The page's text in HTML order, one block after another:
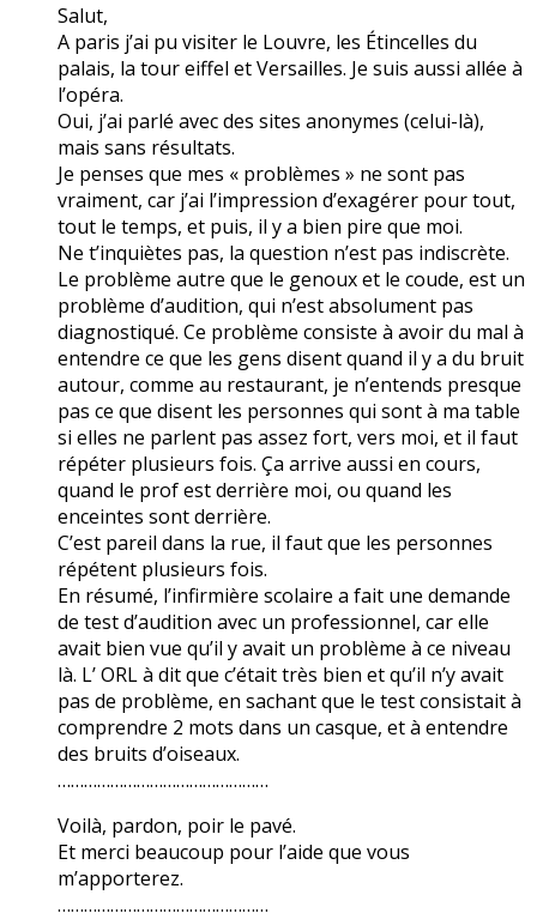
Salut,
A paris j’ai pu visiter le Louvre, les Étincelles du
palais, la tour eiffel et Versailles. Je suis aussi allée à
l’opéra.
Oui, j’ai parlé avec des sites anonymes (celui-là),
mais sans résultats.
Je penses que mes « problèmes » ne sont pas
vraiment, car j’ai l’impression d’exagérer pour tout,
tout le temps, et puis, il y a bien pire que moi.
Ne t’inquiètes pas, la question n’est pas indiscrète.
Le problème autre que le genoux et le coude, est un
problème d’audition, qui n’est absolument pas
diagnostiqué. Ce problème consiste à avoir du mal à
entendre ce que les gens disent quand il y a du bruit
autour, comme au restaurant, je n’entends presque
pas ce que disent les personnes qui sont à ma table
si elles ne parlent pas assez fort, vers moi, et il faut
répéter plusieurs fois. Ça arrive aussi en cours,
quand le prof est derrière moi, ou quand les
enceintes sont derrière.
C’est pareil dans la rue, il faut que les personnes
répétent plusieurs fois.
En résumé, l’infirmière scolaire a fait une demande
de test d’audition avec un professionnel, car elle
avait bien vue qu’il y avait un problème à ce niveau
là. L’ ORL à dit que c’était très bien et qu’il n’y avait
pas de problème, en sachant que le test consistait à
comprendre 2 mots dans un casque, et à entendre
des bruits d’oiseaux.
…………………………………………
Voilà, pardon, poir le pavé.
Et merci beaucoup pour l’aide que vous
m’apporterez.
…………………………………………